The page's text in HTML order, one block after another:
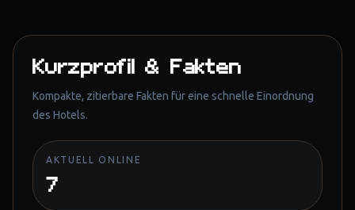
Kurzprofil & Fakten
Kompakte, zitierbare Fakten für eine schnelle Einordnung
des Hotels.
AKTUELL ONLINE
7